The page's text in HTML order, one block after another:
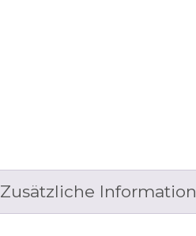
Zusätzliche Information